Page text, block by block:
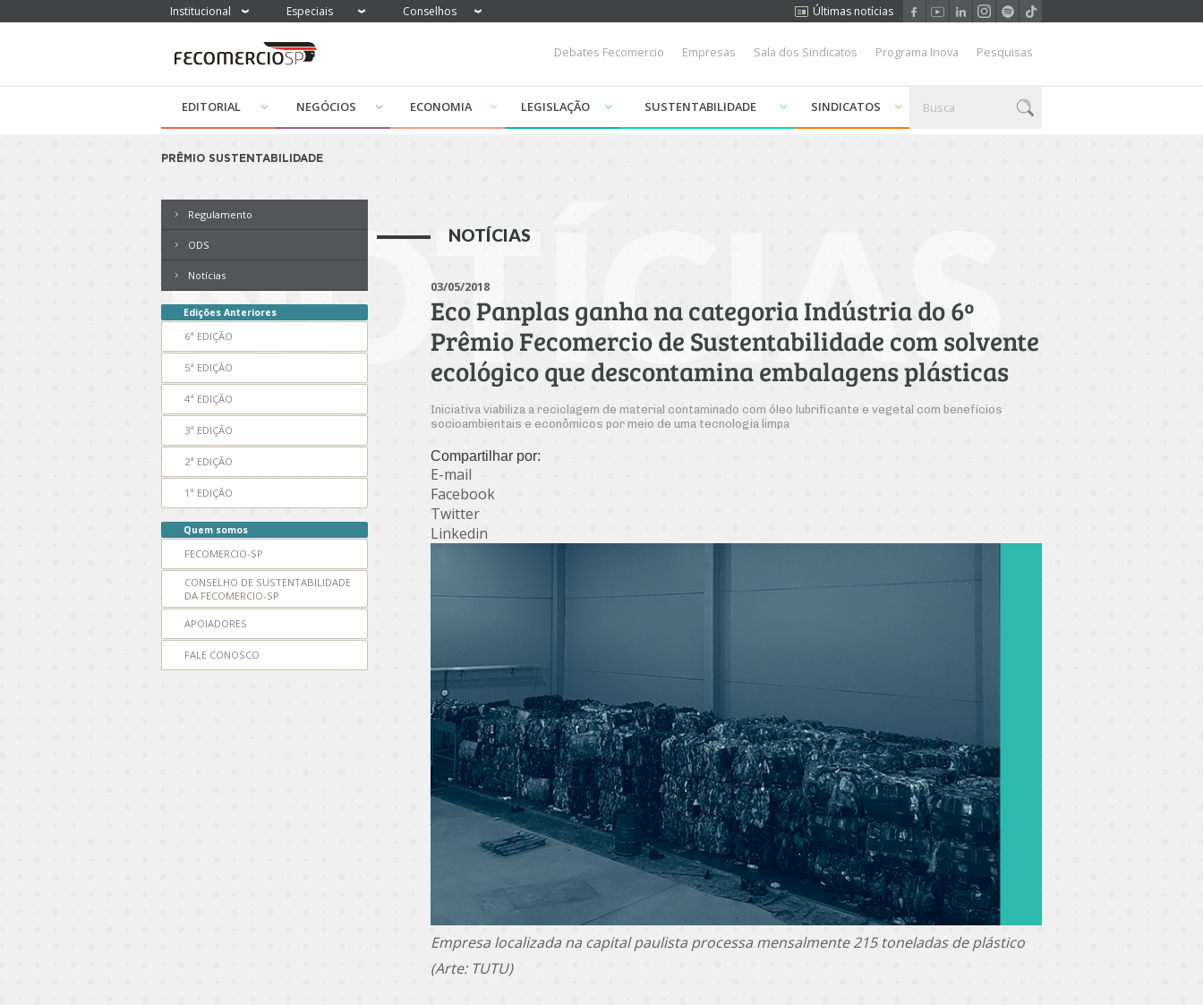
Institucional Especiais Conselhos Últimas notícias
Debates Fecomercio Empresas Sala dos Sindicatos Programa Inova Pesquisas
EDITORIAL NEGÓCIOS ECONOMIA LEGISLAÇÃO SUSTENTABILIDADE SINDICATOS
PRÊMIO SUSTENTABILIDADE
Regulamento
ODS
Notícias
Edições Anteriores
6ª EDIÇÃO
5ª EDIÇÃO
4ª EDIÇÃO
3ª EDIÇÃO
2ª EDIÇÃO
1ª EDIÇÃO
Quem somos
FECOMERCIO-SP
CONSELHO DE SUSTENTABILIDADE
DA FECOMERCIO-SP
APOIADORES
FALE CONOSCO
NOTÍCIAS
NOTÍCIAS
03/05/2018
Eco Panplas ganha na categoria Indústria do 6º
Prêmio Fecomercio de Sustentabilidade com solvente
ecológico que descontamina embalagens plásticas
Iniciativa viabiliza a reciclagem de material contaminado com óleo lubrificante e vegetal com benefícios
socioambientais e econômicos por meio de uma tecnologia limpa
Compartilhar por:
E-mail
Facebook
Twitter
Linkedin
Empresa localizada na capital paulista processa mensalmente 215 toneladas de plástico
(Arte: TUTU)